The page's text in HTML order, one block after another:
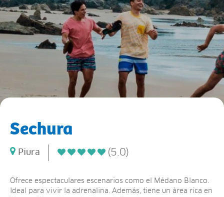
Sechura
Piura (5.0)
Ofrece espectaculares escenarios como el Médano Blanco.
Ideal para vivir la adrenalina. Además, tiene un área rica en